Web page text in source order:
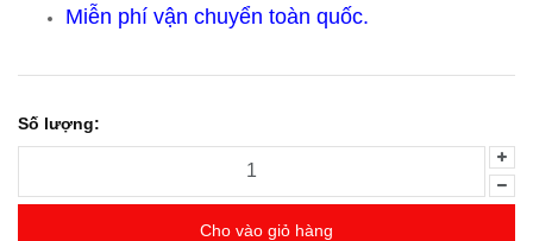
Miễn phí vận chuyển toàn quốc.
Số lượng:
Cho vào giỏ hàng